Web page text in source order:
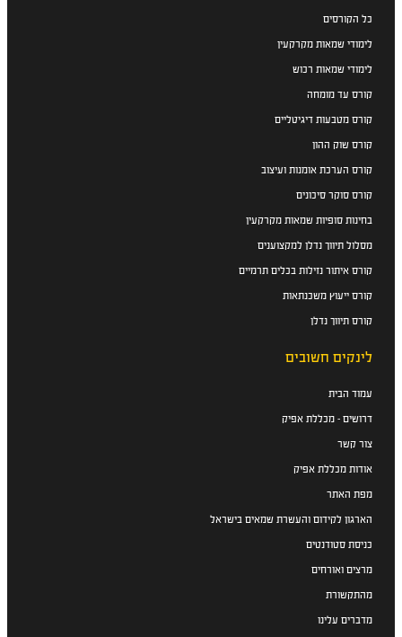
כל הקורסים
לימודי שמאות מקרקעין
לימודי שמאות רכוש
קורס עד מומחה
קורס מטבעות דיגיטליים
קורס שוק ההון
קורס הערכת אומנות ועיצוב
קורס סוקר סיכונים
בחינות סופיות שמאות מקרקעין
מסלול תיווך נדלן למקצוענים
קורס איתור נזילות בכלים תרמיים
קורס ייעוץ משכנתאות
קורס תיווך נדלן
לינקים חשובים
עמוד הבית
דרושים - מכללת אפיק
צור קשר
אודות מכללת אפיק
מפת האתר
הארגון לקידום והעשרת שמאים בישראל
כניסת סטודנטים
מרצים ואורחים
מהתקשורת
מדברים עלינו